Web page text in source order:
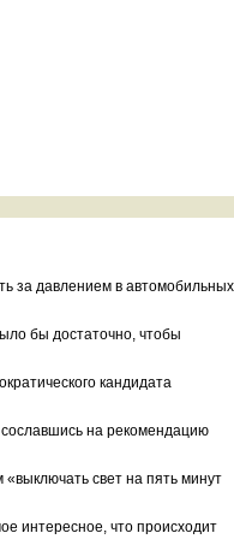
за давлением в автомобильных
бы достаточно, чтобы
кандидата
на рекомендацию
свет на пять минут
интересное, что происходит